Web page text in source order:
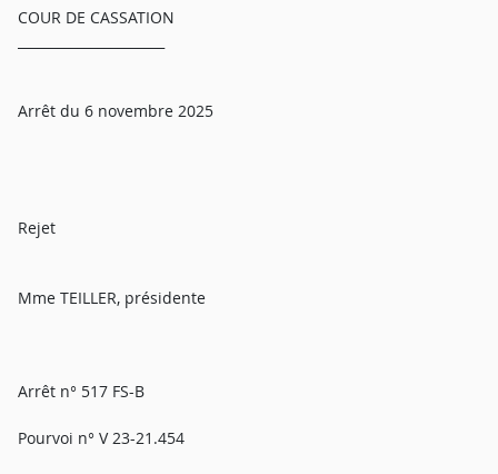
COUR DE CASSATION
Arrêt du 6 novembre 2025
Rejet
Mme TEILLER, présidente
Arrêt n° 517 FS-B
Pourvoi n° V 23-21.454